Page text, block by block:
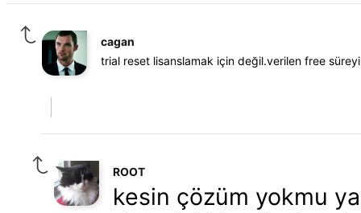
cagan
trial reset lisanslamak için değil.verilen free
ROOT
kesin çözüm yokmu